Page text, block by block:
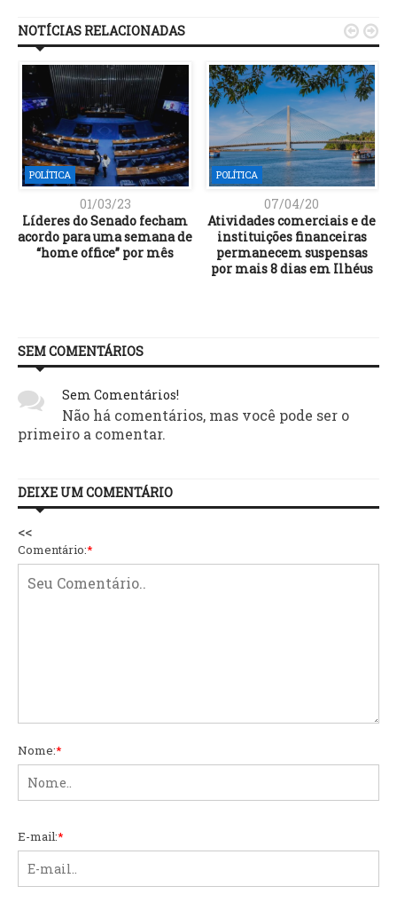
NOTÍCIAS RELACIONADAS
POLÍTICA
01/03/23
Líderes do Senado fecham
acordo para uma semana de
“home office” por mês
POLÍTICA
07/04/20
Atividades comerciais e de
instituições financeiras
permanecem suspensas
por mais 8 dias em Ilhéus
 
SEM COMENTÁRIOS
Sem Comentários!
Não há comentários, mas você pode ser o
primeiro a comentar.
DEIXE UM COMENTÁRIO
<<
Comentário:*
Nome:*
E-mail:*